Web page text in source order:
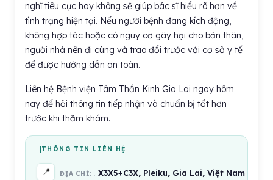
nghĩ tiêu cực hay không sẽ giúp bác sĩ hiểu rõ hơn về
tình trạng hiện tại. Nếu người bệnh đang kích động,
không hợp tác hoặc có nguy cơ gây hại cho bản thân,
người nhà nên đi cùng và trao đổi trước với cơ sở y tế
để được hướng dẫn an toàn.
Liên hệ Bệnh viện Tâm Thần Kinh Gia Lai ngay hôm
nay để hỏi thông tin tiếp nhận và chuẩn bị tốt hơn
trước khi thăm khám.
THÔNG TIN LIÊN HỆ
📍 ĐỊA CHỈ: X3X5+C3X, Pleiku, Gia Lai, Việt Nam